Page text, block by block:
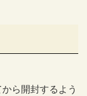
ら開封するよう